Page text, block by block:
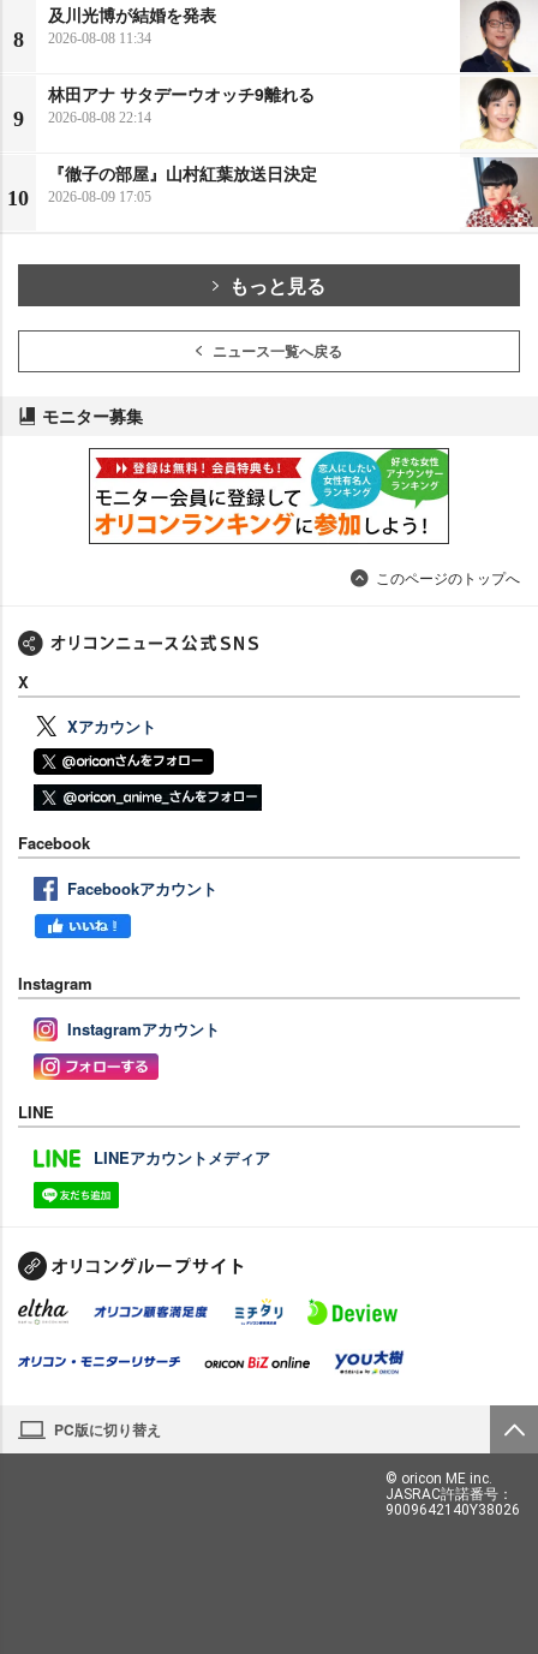
8
及川光博が結婚を発表
2026-08-08 11:34
9
林田アナ サタデーウオッチ9離れる
2026-08-08 22:14
10
『徹子の部屋』山村紅葉放送日決定
2026-08-09 17:05
もっと見る
ニュース一覧へ戻る
モニター募集
このページのトップへ
X
Xアカウント
Facebook
Facebookアカウント
Instagram
Instagramアカウント
LINE
LINEアカウントメディア
PC版に切り替え
© oricon ME inc.
JASRAC許諾番号：
9009642140Y38026